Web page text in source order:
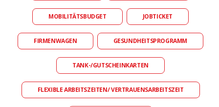
MOBILITÄTSBUDGET JOBTICKET
FIRMENWAGEN GESUNDHEITSPROGRAMM
TANK-/GUTSCHEINKARTEN
FLEXIBLE ARBEITSZEITEN/ VERTRAUENSARBEITSZEIT